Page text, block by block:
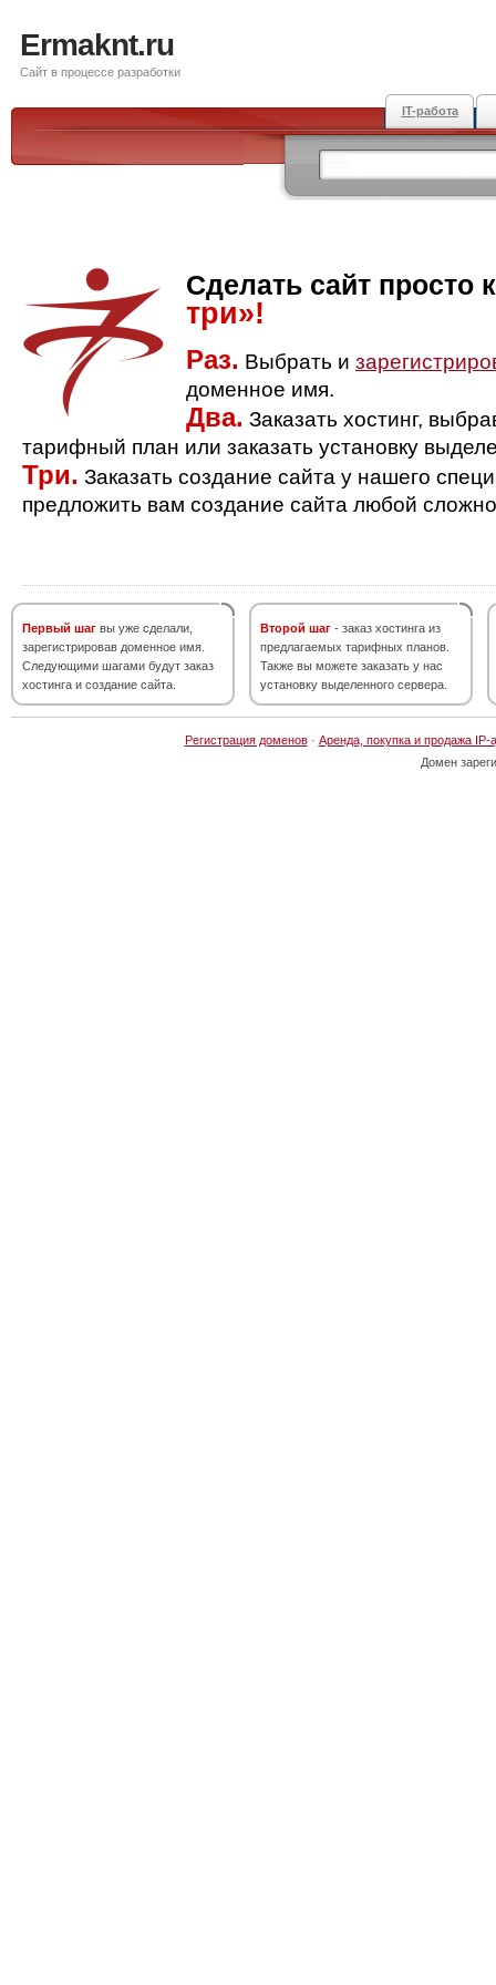
Ermaknt.ru
Сайт в процессе разработки
IT-работа
Сделать сайт просто
три»!
Раз. Выбрать и
доменное имя.
Два. Заказать хостинг,
тарифный план или заказать установку
Три. Заказать создание сайта у нашего
предложить вам создание сайта любой
Первый шаг вы уже сделали,
зарегистрировав доменное имя.
Следующими шагами будут заказ
хостинга и создание сайта.
Второй шаг - заказ хостинга из
предлагаемых тарифных планов.
Также вы можете заказать у нас
установку выделенного сервера.
Регистрация доменов· Аренда, покупка и продажа IP-
Домен